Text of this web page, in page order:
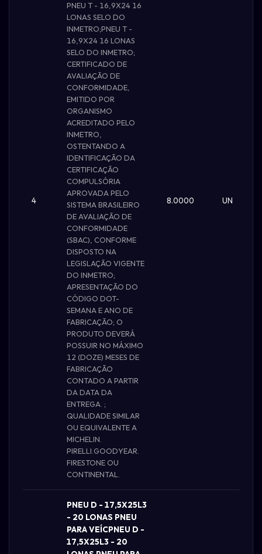
4
PNEU T - 16,9X24 16
LONAS SELO DO
INMETRO;PNEU T -
16,9X24 16 LONAS
SELO DO INMETRO;
CERTIFICADO DE
AVALIAÇÃO DE
CONFORMIDADE,
EMITIDO POR
ORGANISMO
ACREDITADO PELO
INMETRO,
OSTENTANDO A
IDENTIFICAÇÃO DA
CERTIFICAÇÃO
COMPULSÓRIA
APROVADA PELO
SISTEMA BRASILEIRO
DE AVALIAÇÃO DE
CONFORMIDADE
(SBAC), CONFORME
DISPOSTO NA
LEGISLAÇÃO VIGENTE
DO INMETRO;
APRESENTAÇÃO DO
CÓDIGO DOT-
SEMANA E ANO DE
FABRICAÇÃO; O
PRODUTO DEVERÁ
POSSUIR NO MÁXIMO
12 (DOZE) MESES DE
FABRICAÇÃO
CONTADO A PARTIR
DA DATA DA
ENTREGA. ;
QUALIDADE SIMILAR
OU EQUIVALENTE A
MICHELIN.
PIRELLI.GOODYEAR.
FIRESTONE OU
CONTINENTAL.
8.0000 UN
PNEU D - 17,5X25L3
- 20 LONAS PNEU
PARA VEÍCPNEU D -
17,5X25L3 - 20